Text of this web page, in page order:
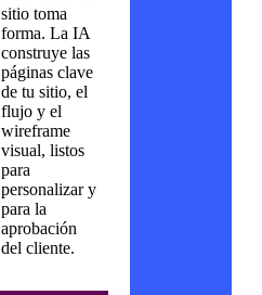
sitio toma
forma. La IA
construye las
páginas clave
de tu sitio, el
flujo y el
wireframe
visual, listos
para
personalizar y
para la
aprobación
del cliente.